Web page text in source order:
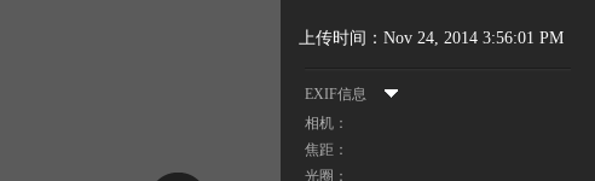
上传时间： Nov 24, 2014 3:56:01 PM
EXIF信息
相机：
焦距：
光圈：